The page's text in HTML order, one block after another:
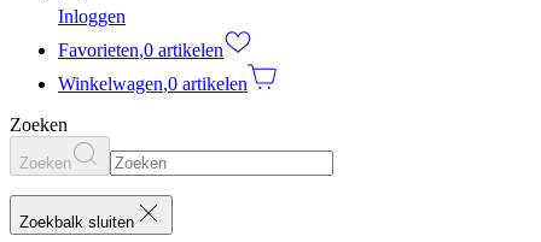
Inloggen
Favorieten,0 artikelen
Winkelwagen,0 artikelen
Zoeken
Zoeken
Zoekbalk sluiten